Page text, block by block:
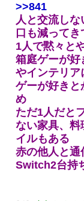
>>841
人と交流し
口も減って
1人で黙々と
箱庭ゲーが好
やインテリア
ゲーが好きと
め
ただ1人だと
ない家具、料
イルもある
赤の他人と通
Switch2台持